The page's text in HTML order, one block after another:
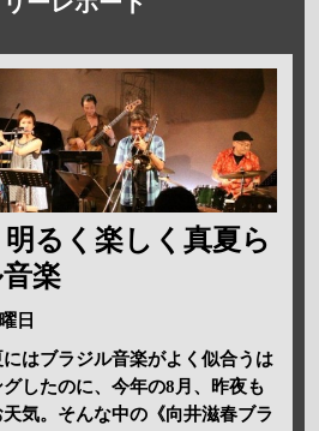
るく楽しく真夏ら
楽
日
はブラジル音楽がよく似合うは
したのに、今年の8月、昨夜も
気。そんな中の《向井滋春ブラ